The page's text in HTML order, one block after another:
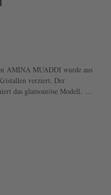
AMINA MUADDI wurde aus
verziert. Der
das glamouröse Modell.